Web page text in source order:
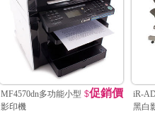
MF4570dn多功能小型
影印機
$促銷價
iR-
黑白